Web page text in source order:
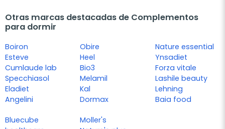
Otras marcas destacadas de Complementos
para dormir
Boiron
Esteve
Cumlaude lab
Specchiasol
Eladiet
Angelini
Obire
Heel
Bio3
Melamil
Kal
Dormax
Nature essential
Ynsadiet
Forza vitale
Lashile beauty
Lehning
Baia food
Bluecube
Moller's